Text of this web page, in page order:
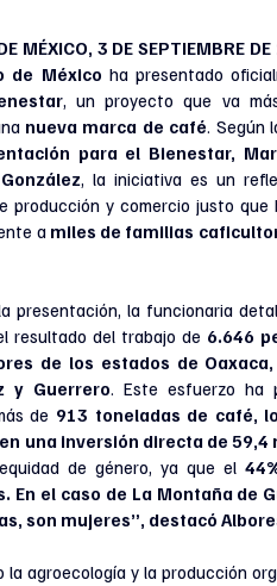
MÉXICO, 3 DE SEPTIEMBRE
de México
, un proyecto que va
nueva marca de café. Según
para el Bienestar,
, la iniciativa es un
producción y comercio justo que
a miles de familias
presentación, la funcionaria
resultado del trabajo de 6.646
de los estados de Oaxaca,
y Guerrero. Este esfuerzo ha
de 913 toneladas de café,
una inversión directa de 59,4
de género, ya que el
el caso de La Montaña de
son mujeres”, destacó